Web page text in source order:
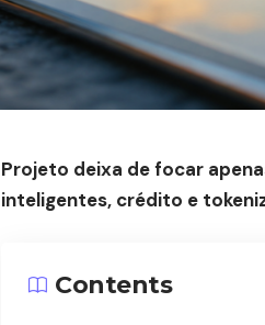
Projeto deixa de focar
inteligentes, crédito e
Contents